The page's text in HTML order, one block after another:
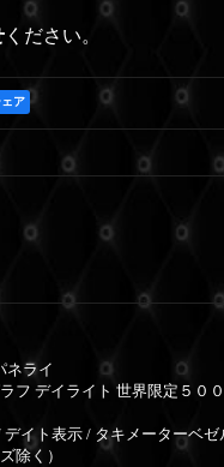
ください。
ア
ネライ
フ デイライト 世界限定５０
イト表示 / タキメーターベゼ
除く）